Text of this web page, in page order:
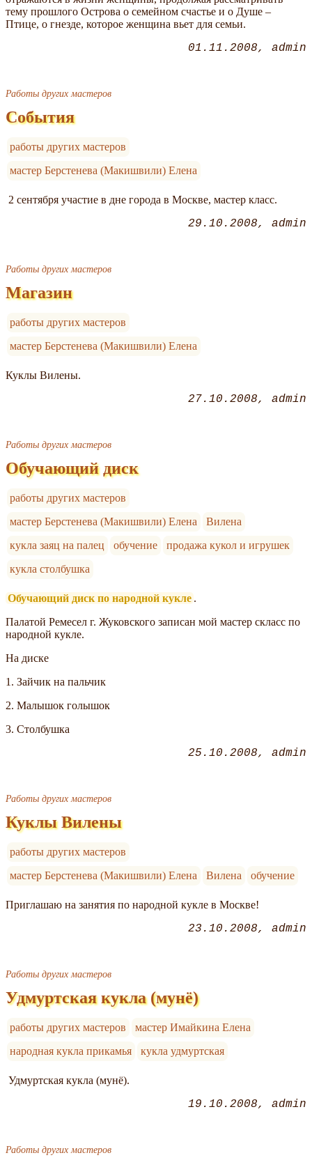
тему прошлого Острова о семейном счастье и о Душе –
Птице, о гнезде, которое женщина вьет для семьи.
01.11.2008 admin
Работы других мастеров
События
работы других мастеров
мастер Берстенева (Макишвили) Елена
2 сентября участие в дне города в Москве, мастер класс.
29.10.2008 admin
Работы других мастеров
Магазин
работы других мастеров
мастер Берстенева (Макишвили) Елена
Куклы Вилены.
27.10.2008 admin
Работы других мастеров
Обучающий диск
работы других мастеров
мастер Берстенева (Макишвили) Елена
Вилена
кукла заяц на палец
обучение
продажа кукол и игрушек
кукла столбушка
Обучающий диск по народной кукле .
Палатой Ремесел г. Жуковского записан мой мастер скласс по
народной кукле.
На диске
1. Зайчик на пальчик
2. Малышок голышок
3. Столбушка
25.10.2008 admin
Работы других мастеров
Куклы Вилены
работы других мастеров
мастер Берстенева (Макишвили) Елена
Вилена обучение
Приглашаю на занятия по народной кукле в Москве!
23.10.2008 admin
Работы других мастеров
Удмуртская кукла (мунё)
работы других мастеров
мастер Имайкина Елена
народная кукла прикамья
кукла удмуртская
Удмуртская кукла (мунё).
19.10.2008 admin
Работы других мастеров